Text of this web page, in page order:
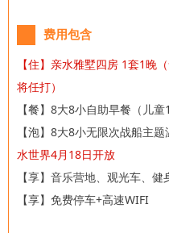
费用包含
【住】亲水雅墅四房 1套1晚
将任打）
【餐】8大8小自助早餐（儿童
【泡】8大8小无限次战船主题
水世界4月18日开放
【享】音乐营地、观光车、健
【享】免费停车+高速WIFI